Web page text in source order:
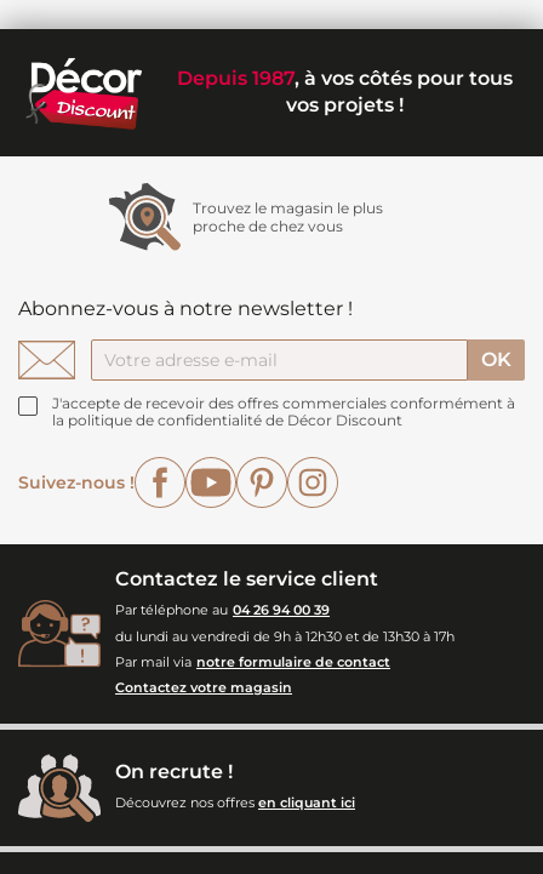
Depuis 1987, à vos côtés pour tous
vos projets !
Trouvez le magasin le plus
proche de chez vous
Abonnez-vous à notre newsletter !
J'accepte de recevoir des offres commerciales conformément à
la politique de confidentialité de Décor Discount
Suivez-nous !
FacebookYouTubePinterest
Contactez le service client
Par téléphone au 04 26 94 00 39
du lundi au vendredi de 9h à 12h30 et de 13h30 à 17h
Par mail via notre formulaire de contact
Contactez votre magasin
On recrute !
Découvrez nos offres en cliquant ici